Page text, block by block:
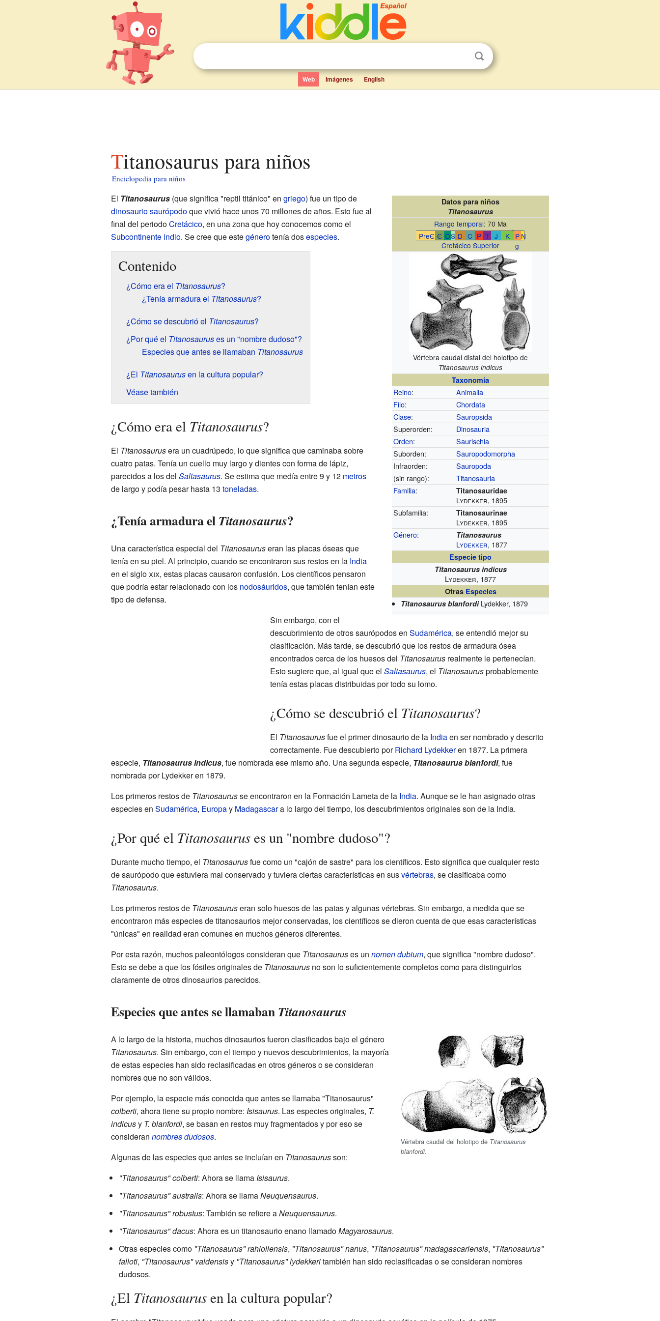
Web Imágenes English
Titanosaurus para niños
Enciclopedia para niños
Datos para niños
Titanosaurus
Rango temporal: 70 Ma
PreЄ Є OS D C P T J K
P
g
N
↓
Cretácico Superior
Vértebra caudal distal del holotipo de
Titanosaurus indicus
Taxonomía
Reino:
Animalia
Filo:
Chordata
Clase:
Sauropsida
Superorden:
Dinosauria
Orden:
Saurischia
Suborden:
Sauropodomorpha
Infraorden:
Sauropoda
(sin rango):
Titanosauria
Familia: Titanosauridae
Lydekker, 1895
Subfamilia:
Titanosaurinae
Lydekker, 1895
Género: Titanosaurus
Lydekker, 1877
Especie tipo
Titanosaurus indicus
Lydekker, 1877
Otras Especies
Titanosaurus blanfordi Lydekker, 1879
El Titanosaurus(que significa "reptil titánico" en griego) fue un tipo de
dinosauriosaurópodoque vivió hace unos 70 millones de años. Esto fue al
final del periodoCretácico, en una zona que hoy conocemos como el
Subcontinente indio. Se cree que estegénerotenía dosespecies.
Contenido
¿Cómo era el Titanosaurus?
¿Tenía armadura el Titanosaurus?
¿Cómo se descubrió el Titanosaurus?
¿Por qué el Titanosauruses un "nombre dudoso"?
Especies que antes se llamaban Titanosaurus
¿El Titanosaurusen la cultura popular?
Véase también
¿Cómo era el Titanosaurus?
El Titanosaurusera un cuadrúpedo, lo que significa que caminaba sobre
cuatro patas. Tenía un cuello muy largo y dientes con forma de lápiz,
parecidos a los del Saltasaurus. Se estima que medía entre 9 y 12 metros
de largo y podía pesar hasta 13 toneladas.
¿Tenía armadura elTitanosaurus?
Una característica especial del Titanosauruseran las placas óseas que
tenía en su piel. Al principio, cuando se encontraron sus restos en la India
en el sigloxix, estas placas causaron confusión. Los científicos pensaron
que podría estar relacionado con los nodosáuridos, que también tenían este
tipo de defensa.
Sin embargo, con el
descubrimiento de otros saurópodos en Sudamérica, se entendió mejor su
clasificación. Más tarde, se descubrió que los restos de armadura ósea
encontrados cerca de los huesos del Titanosaurusrealmente le pertenecían.
Esto sugiere que, al igual que el Saltasaurus, el Titanosaurusprobablemente
tenía estas placas distribuidas por todo su lomo.
¿Cómo se descubrió el Titanosaurus?
El Titanosaurusfue el primer dinosaurio de la Indiaen ser nombrado y descrito
correctamente. Fue descubierto porRichard Lydekkeren 1877. La primera
especie, Titanosaurus indicus, fue nombrada ese mismo año. Una segunda especie, Titanosaurus blanfordi, fue
nombrada por Lydekker en 1879.
Los primeros restos de Titanosaurusse encontraron en la Formación Lameta de la India. Aunque se le han asignado otras
especies en Sudamérica, Europay Madagascara lo largo del tiempo, los descubrimientos originales son de la India.
¿Por qué el Titanosauruses un "nombre dudoso"?
Durante mucho tiempo, el Titanosaurusfue como un "cajón de sastre" para los científicos. Esto significa que cualquier resto
de saurópodo que estuviera mal conservado y tuviera ciertas características en susvértebras, se clasificaba como
Titanosaurus.
Los primeros restos de Titanosauruseran solo huesos de las patas y algunas vértebras. Sin embargo, a medida que se
encontraron más especies de titanosaurios mejor conservadas, los científicos se dieron cuenta de que esas características
"únicas" en realidad eran comunes en muchos géneros diferentes.
Por esta razón, muchos paleontólogos consideran que Titanosauruses un nomen dubium, que significa "nombre dudoso".
Esto se debe a que los fósiles originales de Titanosaurusno son lo suficientemente completos como para distinguirlos
claramente de otros dinosaurios parecidos.
Especies que antes se llamabanTitanosaurus
Vértebra caudal del holotipo de Titanosaurus
blanfordi.
A lo largo de la historia, muchos dinosaurios fueron clasificados bajo el género
Titanosaurus. Sin embargo, con el tiempo y nuevos descubrimientos, la mayoría
de estas especies han sido reclasificadas en otros géneros o se consideran
nombres que no son válidos.
Por ejemplo, la especie más conocida que antes se llamaba "Titanosaurus"
colberti, ahora tiene su propio nombre: Isisaurus. Las especies originales, T.
indicusy T. blanfordi, se basan en restos muy fragmentados y por eso se
consideran nombres dudosos.
Algunas de las especies que antes se incluían en Titanosaurusson:
"Titanosaurus" colberti: Ahora se llama Isisaurus.
"Titanosaurus" australis: Ahora se llamaNeuquensaurus.
"Titanosaurus" robustus: También se refiere aNeuquensaurus.
"Titanosaurus" dacus: Ahora es un titanosaurio enano llamadoMagyarosaurus.
Otras especies como "Titanosaurus" rahioliensis, "Titanosaurus" nanus, "Titanosaurus" madagascariensis, "Titanosaurus"
falloti, "Titanosaurus" valdensisy "Titanosaurus" lydekkeritambién han sido reclasificadas o se consideran nombres
dudosos.
¿El Titanosaurusen la cultura popular?